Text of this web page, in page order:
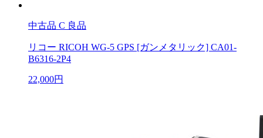
中古品 C 良品
リコー RICOH WG-5 GPS [ガンメタリック] CA01-
B6316-2P4
22,000円